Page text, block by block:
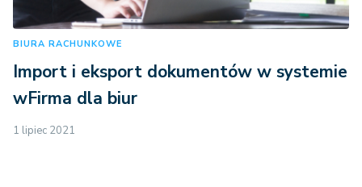
BIURA RACHUNKOWE
Import i eksport dokumentów w systemie
wFirma dla biur
1 lipiec 2021